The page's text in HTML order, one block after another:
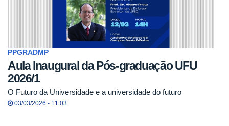
PPGRADMP
Aula Inaugural da Pós-graduação UFU
2026/1
O Futuro da Universidade e a universidade do futuro
03/03/2026 - 11:03